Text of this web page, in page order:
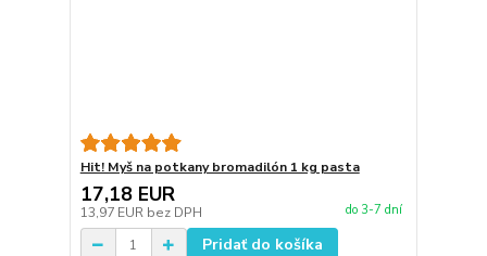
Hit! Myš na potkany bromadilón 1 kg pasta
17,18 EUR
13,97 EUR bez DPH do 3-7 dní
Pridať do košíka